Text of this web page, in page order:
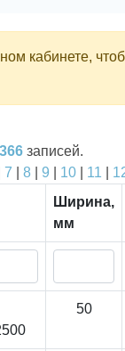
кабинете,
366 записей.
7 8| 9 10| 11
Ширина,
мм
50